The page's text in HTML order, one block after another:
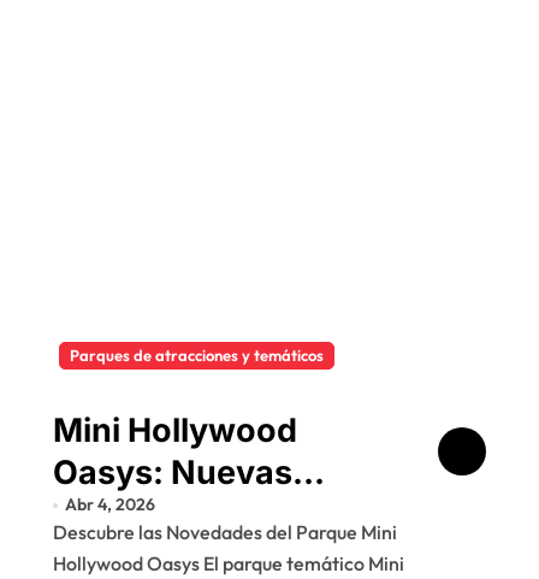
Parques de atracciones y temáticos
Mini Hollywood
Oasys: Nuevas
Atracciones y Hotel
en Camino
Abr 4, 2026
Descubre las Novedades del Parque Mini
Hollywood Oasys El parque temático Mini